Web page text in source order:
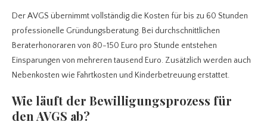
Der AVGS übernimmt vollständig die Kosten für bis zu 60 Stunden
professionelle Gründungsberatung. Bei durchschnittlichen
Beraterhonoraren von 80-150 Euro pro Stunde entstehen
Einsparungen von mehreren tausend Euro. Zusätzlich werden auch
Nebenkosten wie Fahrtkosten und Kinderbetreuung erstattet.
Wie läuft der Bewilligungsprozess für
den AVGS ab?